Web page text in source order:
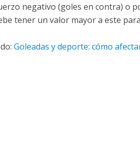
negativo (goles en contra) o
tener un valor mayor a este
Goleadas y deporte: cómo